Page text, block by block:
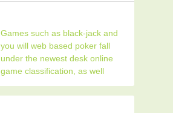
Games such as black-jack and
you will web based poker fall
under the newest desk online
game classification, as well